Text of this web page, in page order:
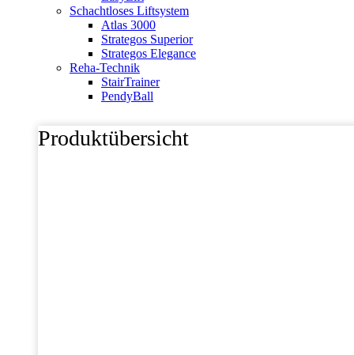
Schachtloses Liftsystem
Atlas 3000
Strategos Superior
Strategos Elegance
Reha-Technik
StairTrainer
PendyBall
Produktübersicht